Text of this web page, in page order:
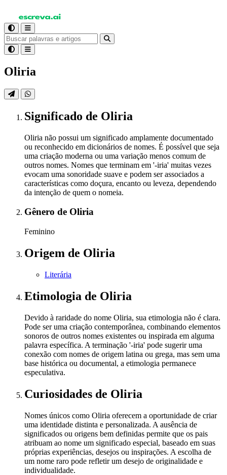
Oliria
Significado de Oliria
Oliria não possui um significado amplamente documentado
ou reconhecido em dicionários de nomes. É possível que seja
uma criação moderna ou uma variação menos comum de
outros nomes. Nomes que terminam em '-iria' muitas vezes
evocam uma sonoridade suave e podem ser associados a
características como doçura, encanto ou leveza, dependendo
da intenção de quem o nomeia.
Gênero de Oliria
Feminino
Origem de Oliria
Literária
Etimologia de Oliria
Devido à raridade do nome Oliria, sua etimologia não é clara.
Pode ser uma criação contemporânea, combinando elementos
sonoros de outros nomes existentes ou inspirada em alguma
palavra específica. A terminação '-iria' pode sugerir uma
conexão com nomes de origem latina ou grega, mas sem uma
base histórica ou documental, a etimologia permanece
especulativa.
Curiosidades de Oliria
Nomes únicos como Oliria oferecem a oportunidade de criar
uma identidade distinta e personalizada. A ausência de
significados ou origens bem definidas permite que os pais
atribuam ao nome um significado especial, baseado em suas
próprias experiências, desejos ou inspirações. A escolha de
um nome raro pode refletir um desejo de originalidade e
individualidade.